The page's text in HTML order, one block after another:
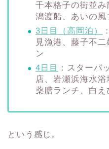
千本格子の街並
潟渡船、あいの風
3日目（高岡泊）
見漁港、藤子不
ン
4日目
：スターバ
店、岩瀬浜海水
薬膳ランチ、白え
という感じ。